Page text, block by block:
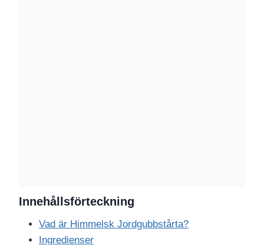
Innehållsförteckning
Vad är Himmelsk Jordgubbstårta?
Ingredienser